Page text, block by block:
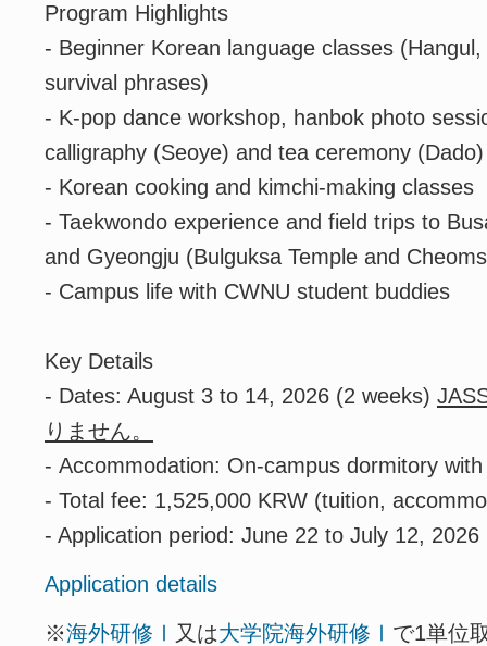
Program Highlights
- Beginner Korean language classes
survival phrases)
- K-pop dance workshop, hanbok photo
calligraphy (Seoye) and tea ceremony (Dado)
- Korean cooking and kimchi-making classes
- Taekwondo experience and field trips to
and Gyeongju (Bulguksa Temple and
- Campus life with CWNU student buddies
Key Details
- Dates: August 3 to 14, 2026 (2 weeks)
りません。
- Accommodation: On-campus dormitory
- Total fee: 1,525,000 KRW (tuition,
- Application period: June 22 to July 12, 2026
Application details
※海外研修Ⅰ 又は大学院海外研修Ⅰ で1単位